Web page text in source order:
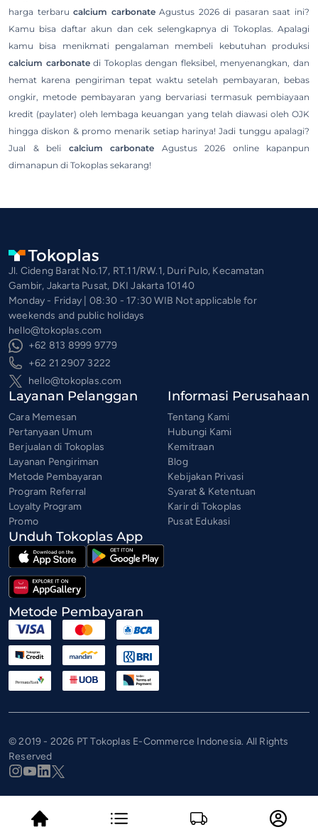
harga terbarucalcium carbonateAgustus 2026 di pasaran saat ini?
Kamu bisa daftar akun dan cek selengkapnya di Tokoplas. Apalagi
kamu bisa menikmati pengalaman membeli kebutuhan produksi
calcium carbonatedi Tokoplas dengan fleksibel, menyenangkan, dan
hemat karena pengiriman tepat waktu setelah pembayaran, bebas
ongkir, metode pembayaran yang bervariasi termasuk pembiayaan
kredit (paylater) oleh lembaga keuangan yang telah diawasi oleh OJK
hingga diskon & promo menarik setiap harinya! Jadi tunggu apalagi?
Jual & beli calcium carbonate Agustus 2026 online kapanpun
dimanapun di Tokoplas sekarang!
Jl. Cideng Barat No.17, RT.11/RW.1, Duri Pulo, Kecamatan
Gambir, Jakarta Pusat, DKI Jakarta 10140
Monday - Friday | 08:30 - 17:30 WIB Not applicable for
weekends and public holidays
hello@tokoplas.com
+62 813 8999 9779
+62 21 2907 3222
hello@tokoplas.com
Layanan Pelanggan
Cara Memesan
Pertanyaan Umum
Berjualan di Tokoplas
Layanan Pengiriman
Metode Pembayaran
Program Referral
Loyalty Program
Promo
Informasi Perusahaan
Tentang Kami
Hubungi Kami
Kemitraan
Blog
Kebijakan Privasi
Syarat & Ketentuan
Karir di Tokoplas
Pusat Edukasi
Unduh Tokoplas App
Metode Pembayaran
© 2019 - 2026 PT Tokoplas E-Commerce Indonesia. All Rights
Reserved